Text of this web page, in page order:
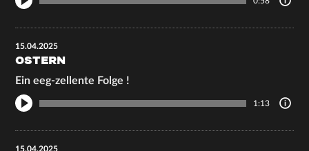
15.04.2025
OSTERN
Ein eeg-zellente Folge !
1:13
15.04.2025